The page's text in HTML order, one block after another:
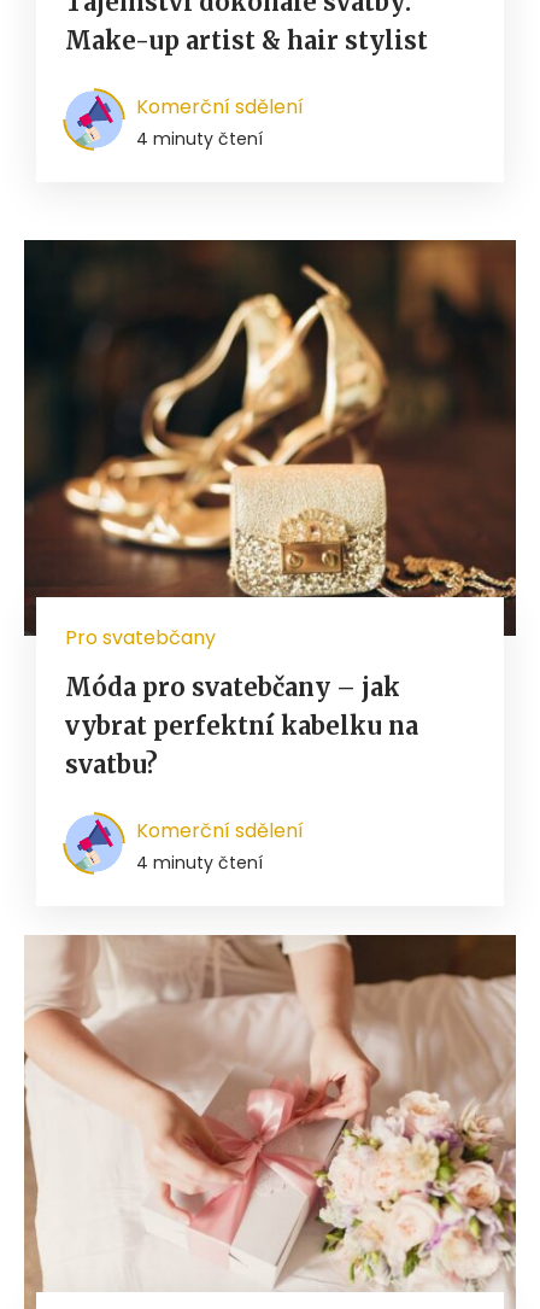
Make-up artist & hair stylist
Komerční sdělení
4 minuty čtení
Pro svatebčany
Móda pro svatebčany – jak
vybrat perfektní kabelku na
svatbu?
Komerční sdělení
4 minuty čtení